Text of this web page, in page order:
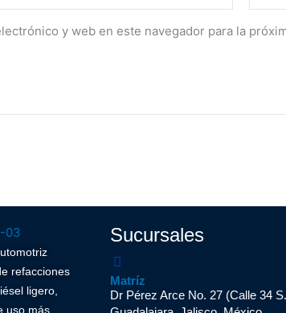
y web en este navegador para la
refacciones
ligero,
uso más
Sucursales
Matríz
Dr Pérez Arce No. 27 (Calle 34